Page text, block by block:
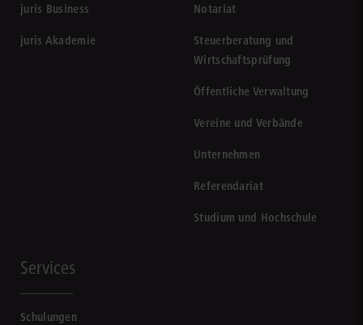
juris Business
juris Akademie
Notariat
Steuerberatung und
Wirtschaftsprüfung
Öffentliche Verwaltung
Vereine und Verbände
Unternehmen
Referendariat
Studium und Hochschule
Services
Schulungen